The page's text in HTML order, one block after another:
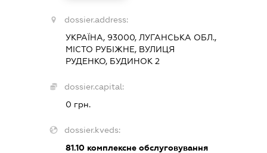
dossier.address:
УКРАЇНА, 93000, ЛУГАНСЬКА ОБЛ.,
МІСТО РУБІЖНЕ, ВУЛИЦЯ
РУДЕНКО, БУДИНОК 2
dossier.capital:
0 грн.
dossier.kveds:
81.10комплексне обслуговування